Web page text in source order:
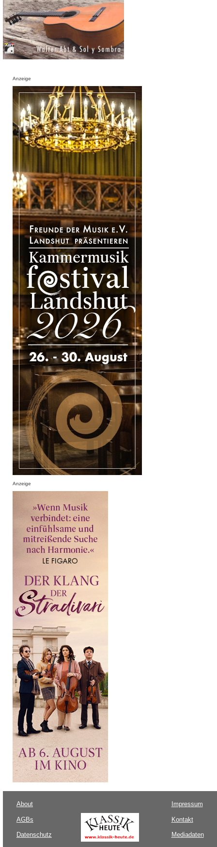
Anzeige
Anzeige
About
AGBs
Datenschutz
Impressum
Kontakt
Mediadaten